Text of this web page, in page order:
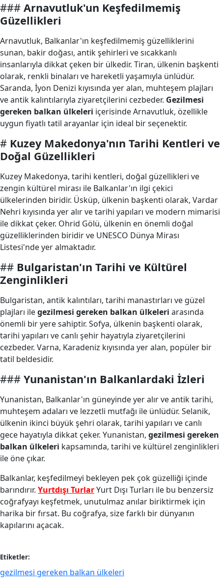
### Arnavutluk'un Keşfedilmemiş
Güzellikleri
Arnavutluk, Balkanlar'ın keşfedilmemiş güzelliklerini
sunan, bakir doğası, antik şehirleri ve sıcakkanlı
insanlarıyla dikkat çeken bir ülkedir. Tiran, ülkenin başkenti
olarak, renkli binaları ve hareketli yaşamıyla ünlüdür.
Saranda, İyon Denizi kıyısında yer alan, muhteşem plajları
ve antik kalıntılarıyla ziyaretçilerini cezbeder. Gezilmesi
gereken balkan ülkeleri içerisinde Arnavutluk, özellikle
uygun fiyatlı tatil arayanlar için ideal bir seçenektir.
# Kuzey Makedonya'nın Tarihi Kentleri ve
Doğal Güzellikleri
Kuzey Makedonya, tarihi kentleri, doğal güzellikleri ve
zengin kültürel mirası ile Balkanlar'ın ilgi çekici
ülkelerinden biridir. Üsküp, ülkenin başkenti olarak, Vardar
Nehri kıyısında yer alır ve tarihi yapıları ve modern mimarisi
ile dikkat çeker. Ohrid Gölü, ülkenin en önemli doğal
güzelliklerinden biridir ve UNESCO Dünya Mirası
Listesi'nde yer almaktadır.
## Bulgaristan'ın Tarihi ve Kültürel
Zenginlikleri
Bulgaristan, antik kalıntıları, tarihi manastırları ve güzel
plajları ilegezilmesi gereken balkan ülkeleri arasında
önemli bir yere sahiptir. Sofya, ülkenin başkenti olarak,
tarihi yapıları ve canlı şehir hayatıyla ziyaretçilerini
cezbeder. Varna, Karadeniz kıyısında yer alan, popüler bir
tatil beldesidir.
### Yunanistan'ın Balkanlardaki İzleri
Yunanistan, Balkanlar'ın güneyinde yer alır ve antik tarihi,
muhteşem adaları ve lezzetli mutfağı ile ünlüdür. Selanik,
ülkenin ikinci büyük şehri olarak, tarihi yapıları ve canlı
gece hayatıyla dikkat çeker. Yunanistan, gezilmesi gereken
balkan ülkeleri kapsamında, tarihi ve kültürel zenginlikleri
ile öne çıkar.
Balkanlar, keşfedilmeyi bekleyen pek çok güzelliği içinde
barındırır. Yurtdışı TurlarYurt Dışı Turları ile bu benzersiz
coğrafyayı keşfetmek, unutulmaz anılar biriktirmek için
harika bir fırsat. Bu coğrafya, size farklı bir dünyanın
kapılarını açacak.
Etiketler:
gezilmesi gereken balkan ülkeleri